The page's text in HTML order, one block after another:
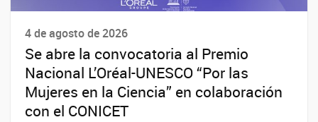
4 de agosto de 2026
Se abre la convocatoria al Premio
Nacional L’Oréal-UNESCO “Por las
Mujeres en la Ciencia” en colaboración
con el CONICET